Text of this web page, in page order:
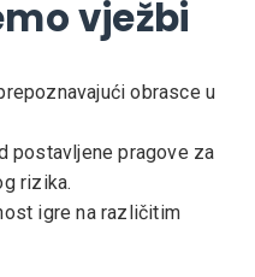
vježbi
obrasce u
postavljene pragove za
rizika.
igre na različitim